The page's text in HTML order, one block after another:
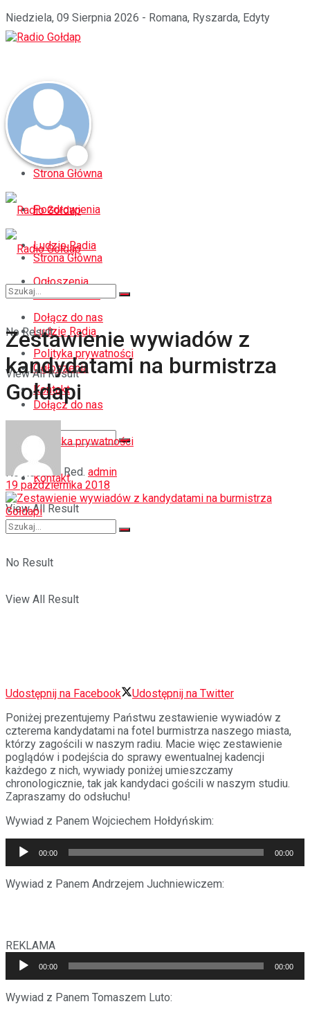
Niedziela, 09 Sierpnia 2026 - Romana, Ryszarda, Edyty
Strona Główna
Pozdrowienia
Ludzie Radia
Ogłoszenia
Dołącz do nas
Polityka prywatności
Kontakt
No Result
View All Result
Strona Główna
Pozdrowienia
Ludzie Radia
Ogłoszenia
Dołącz do nas
Polityka prywatności
Kontakt
No Result
View All Result
No Result
View All Result
Zestawienie wywiadów z
kandydatami na burmistrza
Gołdapi
Red. admin
19 października 2018
Udostępnij na Facebook
Udostępnij na Twitter
Poniżej prezentujemy Państwu zestawienie wywiadów z
czterema kandydatami na fotel burmistrza naszego miasta,
którzy zagościli w naszym radiu. Macie więc zestawienie
poglądów i podejścia do sprawy ewentualnej kadencji
każdego z nich, wywiady poniżej umieszczamy
chronologicznie, tak jak kandydaci gościli w naszym studiu.
Zapraszamy do odsłuchu!
Wywiad z Panem Wojciechem Hołdyńskim:
Odtwarzacz
plików
dźwiękowych
00:00 00:00
Wywiad z Panem Andrzejem Juchniewiczem:
REKLAMA
Odtwarzacz
plików
dźwiękowych
00:00 00:00
Wywiad z Panem Tomaszem Luto: